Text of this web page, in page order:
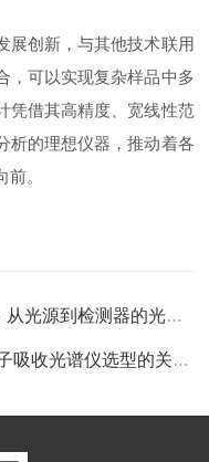
创新，与其他技术联用
，可以实现复杂样品中多
凭借其高精度、宽线性范
析的理想仪器，推动着各
。
检测器的光路系统全解析
光谱仪选型的关键考量